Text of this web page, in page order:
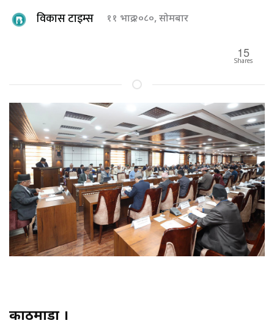
विकास टाइम्स ११ भाद्र २०८०, सोमबार
15
Shares
काठमाडौं ।